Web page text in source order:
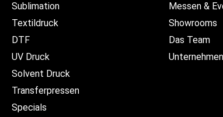
Sublimation
Textildruck
DTF
UV Druck
Solvent Druck
Transferpressen
Specials
Messen &
Showrooms
Das Team
Unternehmen